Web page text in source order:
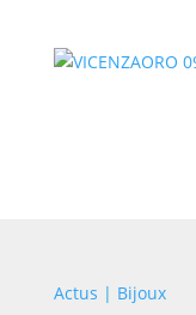
Actus | Bijoux